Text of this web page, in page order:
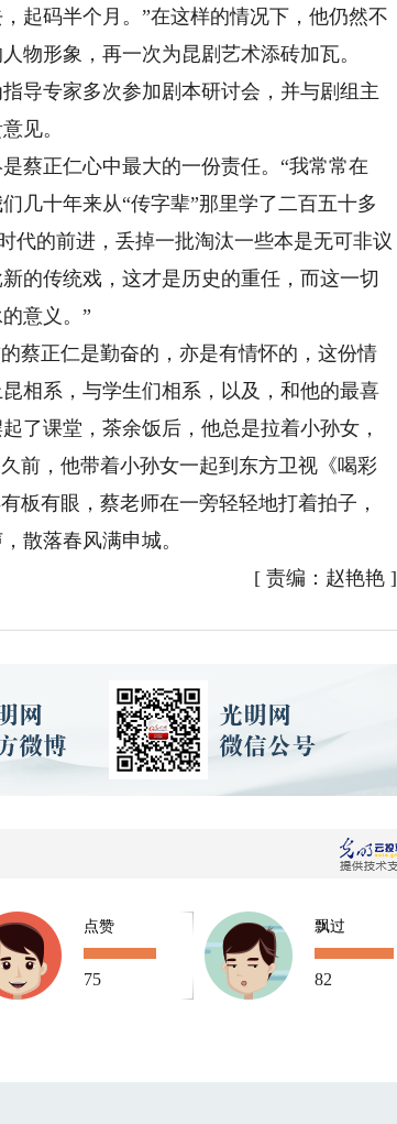
起码半个月。”在这样的情况下，他仍然不
物形象，再一次为昆剧艺术添砖加瓦。
导专家多次参加剧本研讨会，并与剧组主
见。
正仁心中最大的一份责任。“我常常在
几十年来从“传字辈”那里学了二百五十多
代的前进，丢掉一批淘汰一些本是无可非议
的传统戏，这才是历史的重任，而这一切
意义。”
正仁是勤奋的，亦是有情怀的，这份情
相系，与学生们相系，以及，和他的最喜
了课堂，茶余饭后，他总是拉着小孙女，
前，他带着小孙女一起到东方卫视《喝彩
板有眼，蔡老师在一旁轻轻地打着拍子，
散落春风满申城。
[ 责编：赵艳艳]
点赞
75
飘过
82